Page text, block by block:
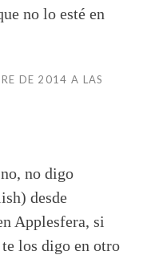
no lo esté en
DE 2014 A LAS
no digo
desde
Applesfera, si
los digo en otro